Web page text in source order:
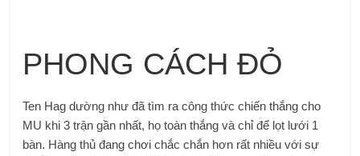
PHONG CÁCH ĐỎ
Ten Hag dường như đã tìm ra công thức chiến thắng cho
MU khi 3 trận gần nhất, họ toàn thắng và chỉ để lọt lưới 1
bàn. Hàng thủ đang chơi chắc chắn hơn rất nhiều với sự